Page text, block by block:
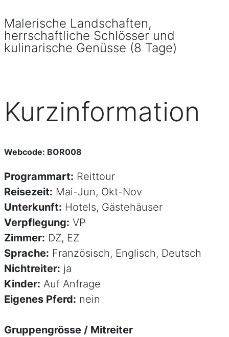
Malerische Landschaften,
herrschaftliche Schlösser und
kulinarische Genüsse (8 Tage)
Kurzinformation
Webcode: BOR008
Programmart: Reittour
Reisezeit: Mai-Jun, Okt-Nov
Unterkunft: Hotels, Gästehäuser
Verpflegung: VP
Zimmer: DZ, EZ
Sprache: Französisch, Englisch, Deutsch
Nichtreiter: ja
Kinder: Auf Anfrage
Eigenes Pferd: nein
Gruppengrösse / Mitreiter